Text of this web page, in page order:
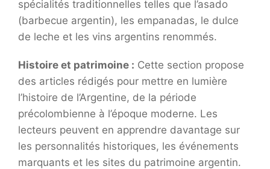
spécialités traditionnelles telles que l’asado
(barbecue argentin), les empanadas, le dulce
de leche et les vins argentins renommés.
Histoire et patrimoine : Cette section propose
des articles rédigés pour mettre en lumière
l’histoire de l’Argentine, de la période
précolombienne à l’époque moderne. Les
lecteurs peuvent en apprendre davantage sur
les personnalités historiques, les événements
marquants et les sites du patrimoine argentin.